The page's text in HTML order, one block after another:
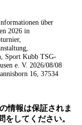
über
2026 in
Sport Kubb TSG-
e. V. 2026/08/08
16, 37534
情報は保証されま
してください。